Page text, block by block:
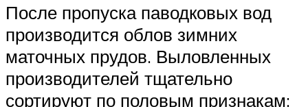
После пропуска паводковых вод
производится облов зимних
маточных прудов. Выловленных
производителей тщательно
сортируют по половым признакам: